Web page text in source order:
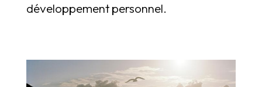
développement personnel.